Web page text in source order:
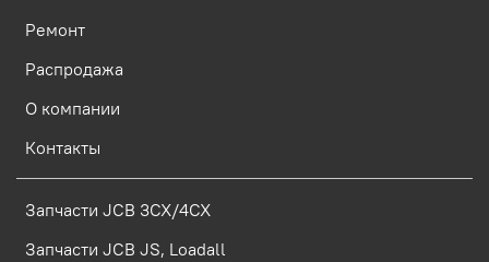
Ремонт
Распродажа
О компании
Контакты
Запчасти JCB 3CX/4CX
Запчасти JCB JS, Loadall